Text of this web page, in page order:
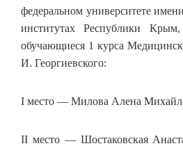
федеральном университете
институтах Республики
обучающиеся 1 курса
И. Георгиевского:
I место — Милова Алена
II место — Шостаковская